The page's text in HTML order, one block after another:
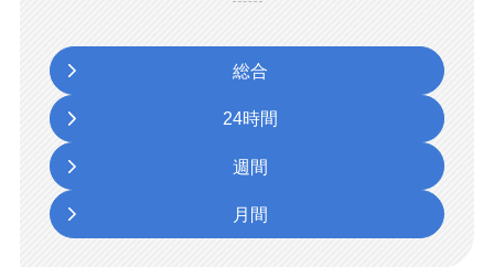
総合
24時間
週間
月間